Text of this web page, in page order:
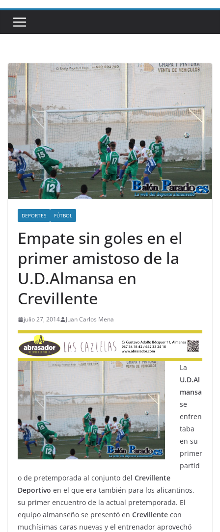
DEPORTES FÚTBOL
Empate sin goles en el
primer amistoso de la
U.D.Almansa en
Crevillente
julio 27, 2014 Juan Carlos Mena
La
U.D.Al
mansa
se
enfren
taba
en su
primer
partid
o de pretemporada al conjunto del Crevillente
Deportivo en el que era también para los alicantinos,
su primer encuentro de la actual pretemporada. El
equipo almanseño se presentó en Crevillente con
muchísimas caras nuevas y el entrenador aprovechó